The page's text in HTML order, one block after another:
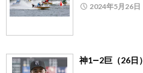
2024年5月26日
神1―2巨（26日